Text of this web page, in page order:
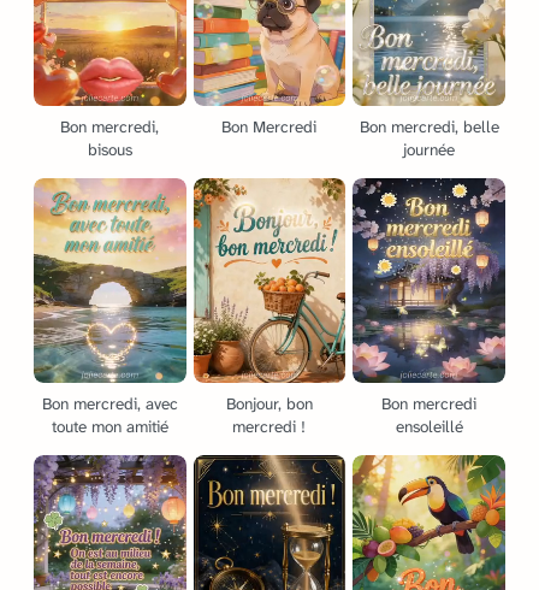
Bon mercredi,
bisous
Bon Mercredi
Bon mercredi, belle
journée
Bon mercredi, avec
toute mon amitié
Bonjour, bon
mercredi !
Bon mercredi
ensoleillé